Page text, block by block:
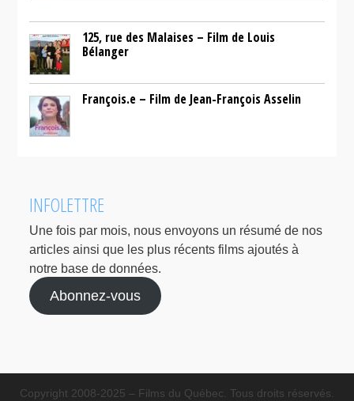
125, rue des Malaises – Film de Louis
Bélanger
François.e – Film de Jean-François Asselin
INFOLETTRE
Une fois par mois, nous envoyons un résumé de nos
articles ainsi que les plus récents films ajoutés à
notre base de données.
Abonnez-vous
Copyright 2008-2025 – Films du Québec. Tous droits réservés.